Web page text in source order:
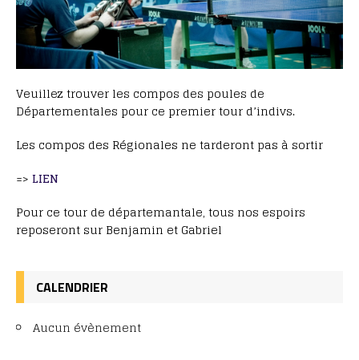
Veuillez trouver les compos des poules de
Départementales pour ce premier tour d’indivs.
Les compos des Régionales ne tarderont pas à sortir
=> LIEN
Pour ce tour de départemantale, tous nos espoirs
reposeront sur Benjamin et Gabriel
CALENDRIER
Aucun évènement